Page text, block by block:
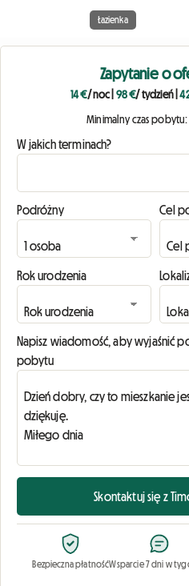
Łazienka
Zapytanie o
14 €/ noc 98 €/ tydzień|
Minimalny czas pobytu:
W jakich terminach?
Podróżny Cel
Rok urodzenia
Napisz wiadomość, aby wyjaśnić
pobytu
Skontaktuj się z
Bezpieczna płatnośćWsparcie 7 dni w